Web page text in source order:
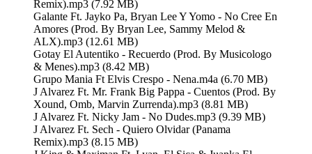
Remix).mp3 (7.92 MB)
Galante Ft. Jayko Pa, Bryan Lee Y Yomo - No Cree En
Amores (Prod. By Bryan Lee, Sammy Melod &
ALX).mp3 (12.61 MB)
Gotay El Autentiko - Recuerdo (Prod. By Musicologo
& Menes).mp3 (8.42 MB)
Grupo Mania Ft Elvis Crespo - Nena.m4a (6.70 MB)
J Alvarez Ft. Mr. Frank Big Pappa - Cuentos (Prod. By
Xound, Omb, Marvin Zurrenda).mp3 (8.81 MB)
J Alvarez Ft. Nicky Jam - No Dudes.mp3 (9.39 MB)
J Alvarez Ft. Sech - Quiero Olvidar (Panama
Remix).mp3 (8.15 MB)